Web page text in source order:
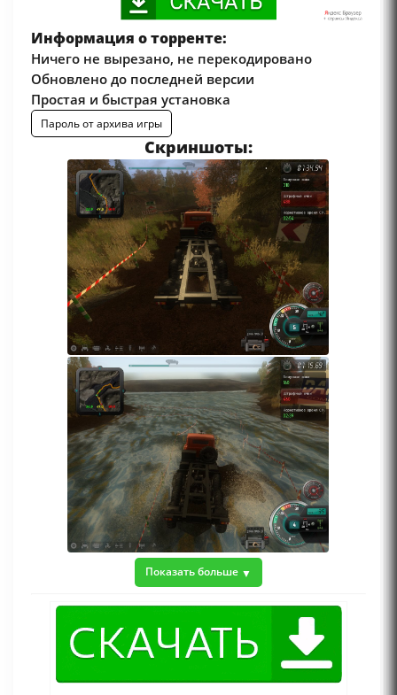
Информация о торренте:
Ничего не вырезано, не перекодировано
Обновлено до последней версии
Простая и быстрая установка
Пароль от архива игры
Скриншоты:
Показать больше